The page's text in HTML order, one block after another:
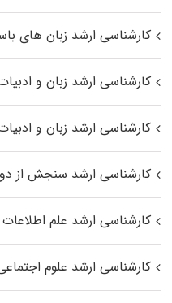
کارشناسی ارشد زبان‌ های
کارشناسی ارشد زبان و
کارشناسی ارشد زبان و
کارشناسی ارشد سنجش از
کارشناسی ارشد علم
کارشناسی ارشد علوم